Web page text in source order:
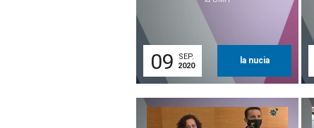
09
SEP.
2020
la nucia